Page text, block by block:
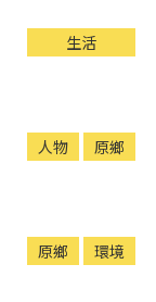
生活
人物 原鄉
原鄉 環境